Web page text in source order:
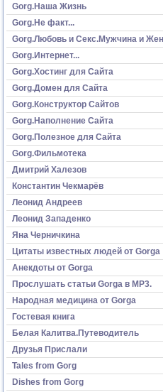
Gorg.Наша Жизнь
Gorg.Не факт...
Gorg.Любовь и Секс.Мужчина и
Gorg.Интернет...
Gorg.Хостинг для Сайта
Gorg.Домен для Сайта
Gorg.Конструктор Сайтов
Gorg.Наполнение Сайта
Gorg.Полезное для Сайта
Gorg.Фильмотека
Дмитрий Халезов
Константин Чекмарёв
Леонид Андреев
Леонид Западенко
Яна Черничкина
Цитаты известных людей от Gorga
Анекдоты от Gorga
Прослушать статьи Gorga в МР3.
Народная медицина от Gorga
Гостевая книга
Белая Калитва.Путеводитель
Друзья Прислали
Tales from Gorg
Dishes from Gorg